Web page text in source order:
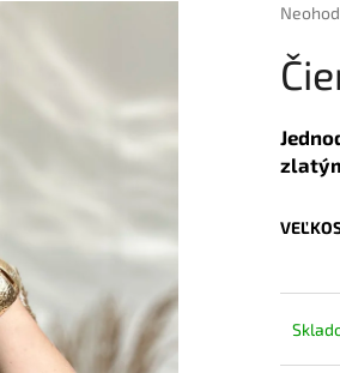
produktu
je
5
HĽADAŤ
Odporúčame